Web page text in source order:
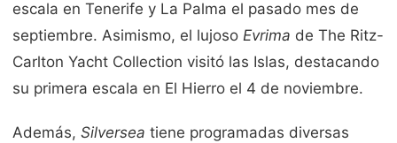
escala en Tenerife y La Palma el pasado mes de
septiembre. Asimismo, el lujoso Evrima de The Ritz-
Carlton Yacht Collection visitó las Islas, destacando
su primera escala en El Hierro el 4 de noviembre.
Además, Silversea tiene programadas diversas